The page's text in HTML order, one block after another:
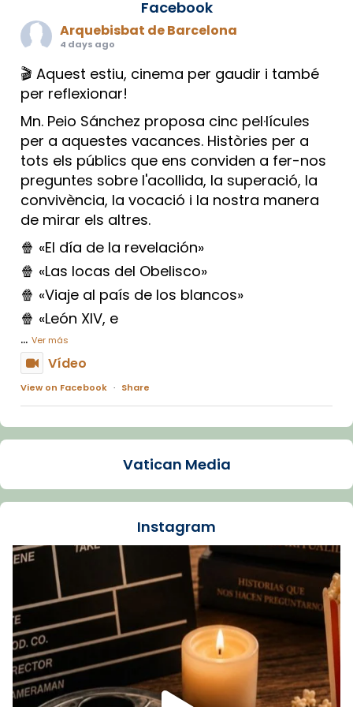
Facebook
Arquebisbat de Barcelona
4 days ago
🎬 Aquest estiu, cinema per gaudir i també
per reflexionar!
Mn. Peio Sánchez proposa cinc pel·lícules
per a aquestes vacances. Històries per a
tots els públics que ens conviden a fer-nos
preguntes sobre l'acollida, la superació, la
convivència, la vocació i la nostra manera
de mirar els altres.
🍿 «El día de la revelación»
🍿 «Las locas del Obelisco»
🍿 «Viaje al país de los blancos»
🍿 «León XIV, e
... Ver más
Vídeo
View on Facebook · Share
Arquebisbat de Barcelona
La Carmina va patir depressió. Fa gairebé
dos mesos, a l'Estadi Lluís Companys, la
Recupera l'entrevista comp
Vatican
tican News 👇
www.vaticannews.va/es/iglesia/news/2026-
07/carmina-historia-depresion-papa-viaje-
espana-testimoni...
Foto
View on Facebook · Share
Vatican Media
Instagram